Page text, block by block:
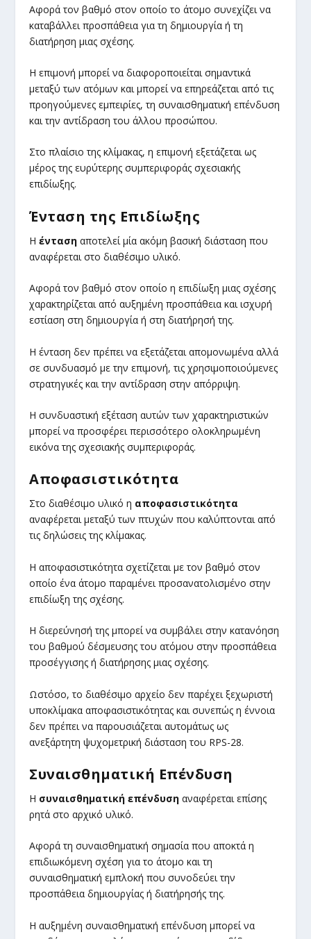
Αφορά τον βαθμό στον οποίο το άτομο συνεχίζει να
καταβάλλει προσπάθεια για τη δημιουργία ή τη
διατήρηση μιας σχέσης.
Η επιμονή μπορεί να διαφοροποιείται σημαντικά
μεταξύ των ατόμων και μπορεί να επηρεάζεται από τις
προηγούμενες εμπειρίες, τη συναισθηματική επένδυση
και την αντίδραση του άλλου προσώπου.
Στο πλαίσιο της κλίμακας, η επιμονή εξετάζεται ως
μέρος της ευρύτερης συμπεριφοράς σχεσιακής
επιδίωξης.
Ένταση της Επιδίωξης
Ηένταση αποτελεί μία ακόμη βασική διάσταση που
αναφέρεται στο διαθέσιμο υλικό.
Αφορά τον βαθμό στον οποίο η επιδίωξη μιας σχέσης
χαρακτηρίζεται από αυξημένη προσπάθεια και ισχυρή
εστίαση στη δημιουργία ή στη διατήρησή της.
Η ένταση δεν πρέπει να εξετάζεται απομονωμένα αλλά
σε συνδυασμό με την επιμονή, τις χρησιμοποιούμενες
στρατηγικές και την αντίδραση στην απόρριψη.
Η συνδυαστική εξέταση αυτών των χαρακτηριστικών
μπορεί να προσφέρει περισσότερο ολοκληρωμένη
εικόνα της σχεσιακής συμπεριφοράς.
Αποφασιστικότητα
Στο διαθέσιμο υλικό η αποφασιστικότητα
αναφέρεται μεταξύ των πτυχών που καλύπτονται από
τις δηλώσεις της κλίμακας.
Η αποφασιστικότητα σχετίζεται με τον βαθμό στον
οποίο ένα άτομο παραμένει προσανατολισμένο στην
επιδίωξη της σχέσης.
Η διερεύνησή της μπορεί να συμβάλει στην κατανόηση
του βαθμού δέσμευσης του ατόμου στην προσπάθεια
προσέγγισης ή διατήρησης μιας σχέσης.
Ωστόσο, το διαθέσιμο αρχείο δεν παρέχει ξεχωριστή
υποκλίμακα αποφασιστικότητας και συνεπώς η έννοια
δεν πρέπει να παρουσιάζεται αυτομάτως ως
ανεξάρτητη ψυχομετρική διάσταση του RPS-28.
Συναισθηματική Επένδυση
Η συναισθηματική επένδυση αναφέρεται επίσης
ρητά στο αρχικό υλικό.
Αφορά τη συναισθηματική σημασία που αποκτά η
επιδιωκόμενη σχέση για το άτομο και τη
συναισθηματική εμπλοκή που συνοδεύει την
προσπάθεια δημιουργίας ή διατήρησής της.
Η αυξημένη συναισθηματική επένδυση μπορεί να